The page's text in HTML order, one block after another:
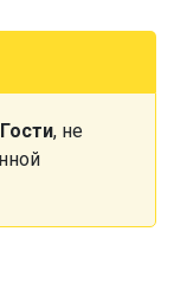
Гости, не